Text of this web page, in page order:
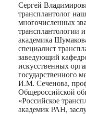
Сергей
трансплантолог
многочисленных
трансплантологии
академика
специалист
заведующий
искусственных
государственного
И.М. Сеченова,
Общероссийской
«Российское
академик РАН,